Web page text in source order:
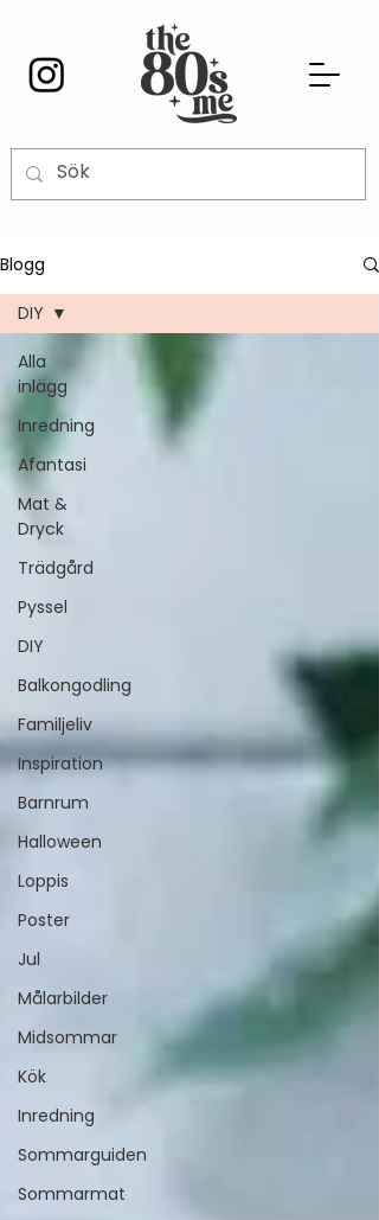
Blogg
Alla
inlägg
Inredning
Afantasi
Mat &
Dryck
Trädgård
Pyssel
DIY
Balkongodling
Familjeliv
Inspiration
Barnrum
Halloween
Loppis
Poster
Jul
Målarbilder
Midsommar
Kök
Inredning
Sommarguiden
Sommarmat
DIY